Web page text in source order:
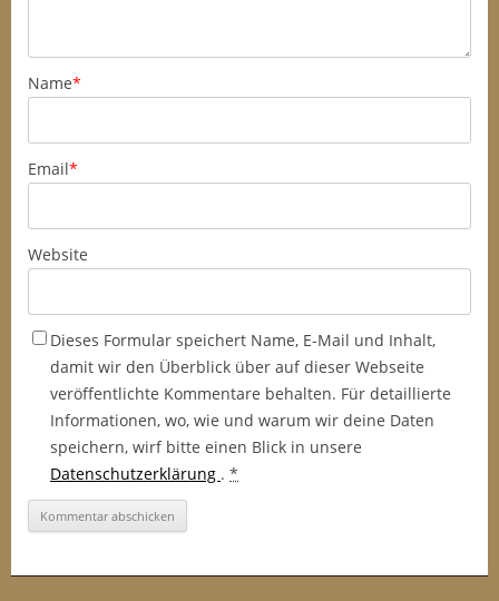
Name*
Email*
Website
Dieses Formular speichert Name, E-Mail und Inhalt,
damit wir den Überblick über auf dieser Webseite
veröffentlichte Kommentare behalten. Für detaillierte
Informationen, wo, wie und warum wir deine Daten
speichern, wirf bitte einen Blick in unsere
Datenschutzerklärung . *